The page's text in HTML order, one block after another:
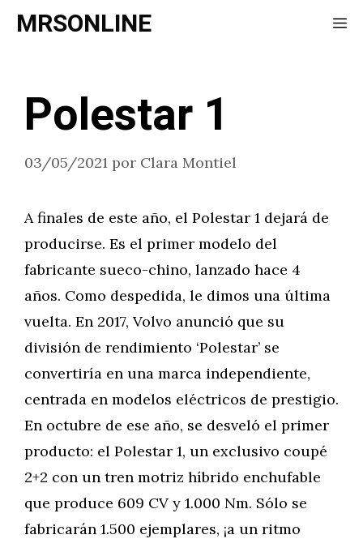
Saltar
MRSONLINE
Polestar 1
03/05/2021 por Clara Montiel
A finales de este año, el Polestar 1 dejará de
producirse. Es el primer modelo del
fabricante sueco-chino, lanzado hace 4
años. Como despedida, le dimos una última
vuelta. En 2017, Volvo anunció que su
división de rendimiento ‘Polestar’ se
convertiría en una marca independiente,
centrada en modelos eléctricos de prestigio.
En octubre de ese año, se desveló el primer
producto: el Polestar 1, un exclusivo coupé
2+2 con un tren motriz híbrido enchufable
que produce 609 CV y 1.000 Nm. Sólo se
fabricarán 1.500 ejemplares, ¡a un ritmo